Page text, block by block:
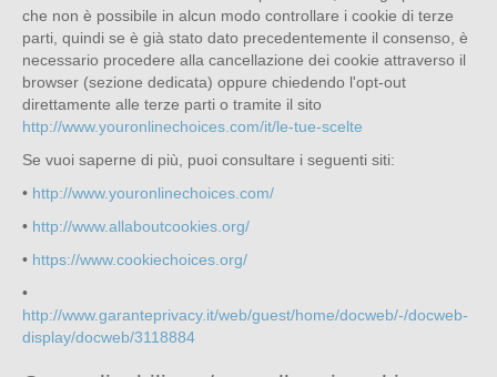
che non è possibile in alcun modo controllare i cookie di terze
parti, quindi se è già stato dato precedentemente il consenso, è
necessario procedere alla cancellazione dei cookie attraverso il
browser (sezione dedicata) oppure chiedendo l'opt-out
direttamente alle terze parti o tramite il sito
http://www.youronlinechoices.com/it/le-tue-scelte
Se vuoi saperne di più, puoi consultare i seguenti siti:
• http://www.youronlinechoices.com/
• http://www.allaboutcookies.org/
• https://www.cookiechoices.org/
•
http://www.garanteprivacy.it/web/guest/home/docweb/-/docweb-
display/docweb/3118884